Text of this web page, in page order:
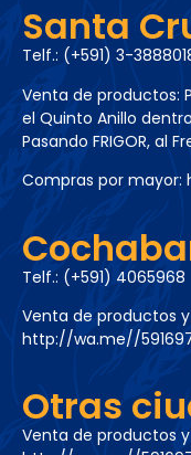
Santa
Telf.: (+591) 3-
Venta de productos:
el Quinto Anillo
Pasando FRIGOR, al
Compras por mayor:
Telf.: (+591) 4065968
Venta de productos
http://wa.me//
Otras
Venta de productos